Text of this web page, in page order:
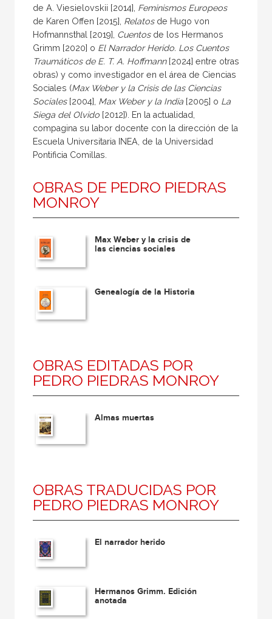
Ilustrador
Prologuista
Traductor
Traductora
de A. Viesielovskii [2014], Feminismos Europeos
de Karen Offen [2015], Relatos de Hugo von
Hofmannsthal [2019], Cuentos de los Hermanos
Grimm [2020] o El Narrador Herido. Los Cuentos
Traumáticos de E. T. A. Hoffmann[2024] entre otras
obras) y como investigador en el área de Ciencias
Sociales (Max Weber y la Crisis de las Ciencias
Sociales[2004], Max Weber y la India [2005] o La
Siega del Olvido [2012]). En la actualidad,
compagina su labor docente con la dirección de la
Escuela Universitaria INEA, de la Universidad
Pontificia Comillas.
OBRAS DE PEDRO PIEDRAS
MONROY
Max Weber y la crisis de
las ciencias sociales
Genealogía de la Historia
OBRAS EDITADAS POR
PEDRO PIEDRAS MONROY
Almas muertas
OBRAS TRADUCIDAS POR
PEDRO PIEDRAS MONROY
El narrador herido
Hermanos Grimm. Edición
anotada